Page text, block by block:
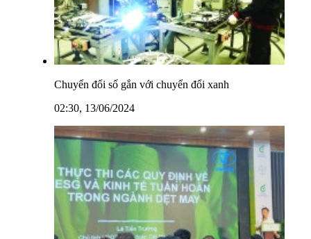
Chuyển đổi số gắn với chuyển đổi xanh
02:30, 13/06/2024